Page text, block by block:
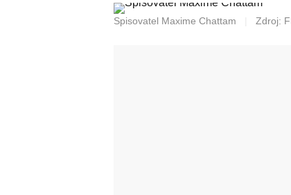
Spisovatel Maxime Chattam Zdroj: